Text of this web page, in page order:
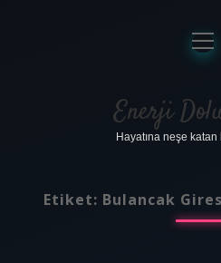
Gizlilik
Yasal
aç
Enerji
Hayatına neşe katan
Etiket: Bulancak